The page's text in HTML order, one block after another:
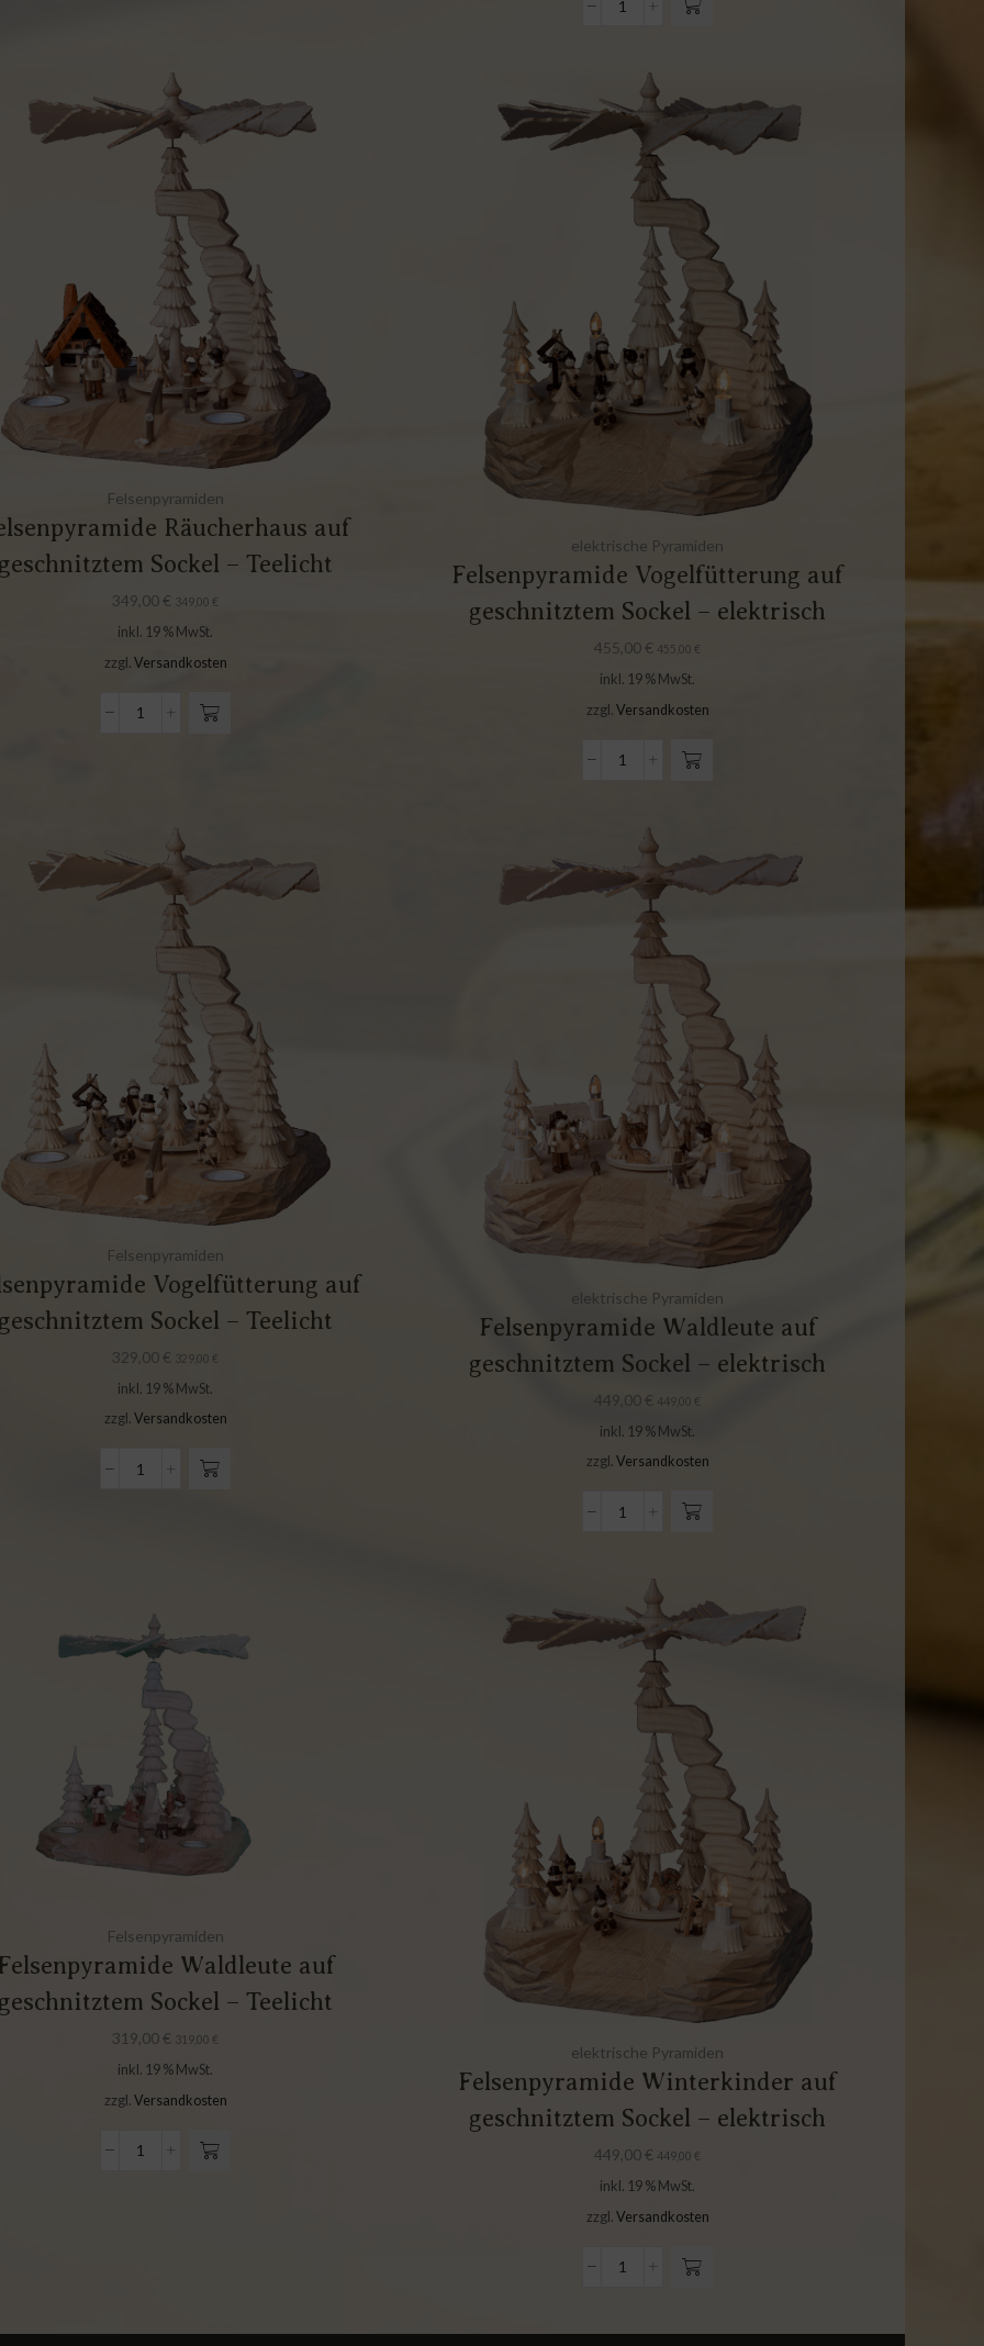
Felsenpyramiden
Räucherhaus auf
Sockel – Teelicht
349,00 € 349,00 €
inkl. 19 % MwSt.
zzgl. Versandkosten
elektrische Pyramiden
Felsenpyramide Vogelfütterung auf
geschnitztem Sockel – elektrisch
455,00 € 455,00 €
inkl. 19 % MwSt.
zzgl. Versandkosten
Felsenpyramiden
Vogelfütterung auf
Sockel – Teelicht
329,00 € 329,00 €
inkl. 19 % MwSt.
zzgl. Versandkosten
elektrische Pyramiden
Felsenpyramide Waldleute auf
geschnitztem Sockel – elektrisch
449,00 € 449,00 €
inkl. 19 % MwSt.
zzgl. Versandkosten
Felsenpyramiden
Waldleute auf
Sockel – Teelicht
319,00 € 319,00 €
inkl. 19 % MwSt.
zzgl. Versandkosten
elektrische Pyramiden
Felsenpyramide Winterkinder auf
geschnitztem Sockel – elektrisch
449,00 € 449,00 €
inkl. 19 % MwSt.
zzgl. Versandkosten